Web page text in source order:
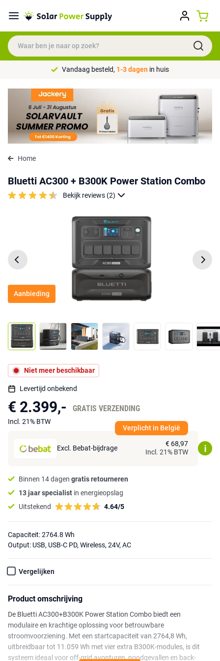
Vandaag besteld, 1-3 dagen in huis
Home
Bluetti AC300 + B300K Power Station Combo
Bekijk reviews (2)
Aanbieding
Niet meer beschikbaar
Levertijd onbekend
€ 2.399,- GRATIS VERZENDING
Incl. 21% BTW
Excl. Bebat-bijdrage
€ 68,97
Incl. 21% BTW
Verplicht in België
Binnen 14 dagen gratis retourneren
13 jaar specialist in energieopslag
Uitstekend
4.64/5
Capaciteit: 2764.8 Wh
Output: USB, USB-C PD, Wireless, 24V, AC
Vergelijken
Product omschrijving
De Bluetti AC300+B300K Power Station Combo biedt een
modulaire en krachtige oplossing voor betrouwbare
stroomvoorziening. Met een startcapaciteit van 2764,8 Wh,
uitbreidbaar tot 11.059 Wh met vier extra B300K-modules, is dit
systeem ideaal voor off-grid avonturen, noodgevallen en back-